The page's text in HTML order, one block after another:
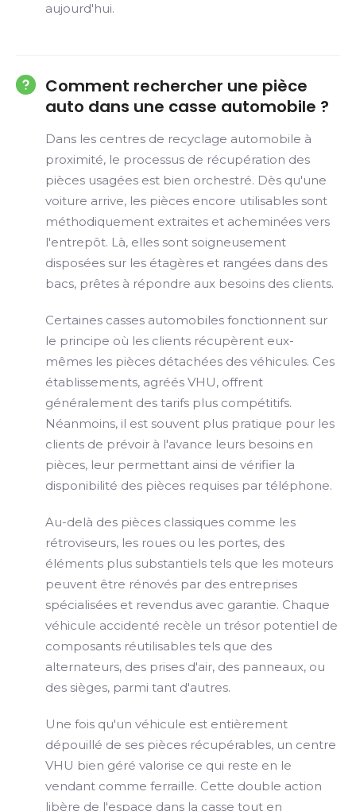
aujourd'hui.
Comment rechercher une pièce
auto dans une casse automobile ?
Dans les centres de recyclage automobile à
proximité, le processus de récupération des
pièces usagées est bien orchestré. Dès qu'une
voiture arrive, les pièces encore utilisables sont
méthodiquement extraites et acheminées vers
l'entrepôt. Là, elles sont soigneusement
disposées sur les étagères et rangées dans des
bacs, prêtes à répondre aux besoins des clients.
Certaines casses automobiles fonctionnent sur
le principe où les clients récupèrent eux-
mêmes les pièces détachées des véhicules. Ces
établissements, agréés VHU, offrent
généralement des tarifs plus compétitifs.
Néanmoins, il est souvent plus pratique pour les
clients de prévoir à l'avance leurs besoins en
pièces, leur permettant ainsi de vérifier la
disponibilité des pièces requises par téléphone.
Au-delà des pièces classiques comme les
rétroviseurs, les roues ou les portes, des
éléments plus substantiels tels que les moteurs
peuvent être rénovés par des entreprises
spécialisées et revendus avec garantie. Chaque
véhicule accidenté recèle un trésor potentiel de
composants réutilisables tels que des
alternateurs, des prises d'air, des panneaux, ou
des sièges, parmi tant d'autres.
Une fois qu'un véhicule est entièrement
dépouillé de ses pièces récupérables, un centre
VHU bien géré valorise ce qui reste en le
vendant comme ferraille. Cette double action
libère de l'espace dans la casse tout en